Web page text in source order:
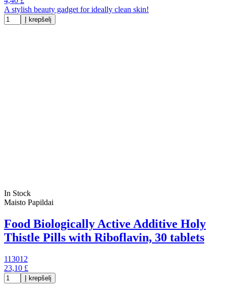
A stylish beauty gadget for ideally clean skin!
Į krepšelį
In Stock
Maisto Papildai
Food Biologically Active Additive Holy
Thistle Pills with Riboflavin, 30 tablets
113012
23,10 £
Į krepšelį